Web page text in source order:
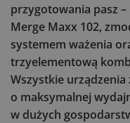
przygotowania pasz
Merge Maxx 102,
systemem ważenia
trzyelementową
Wszystkie urządzenia
o maksymalnej
w dużych